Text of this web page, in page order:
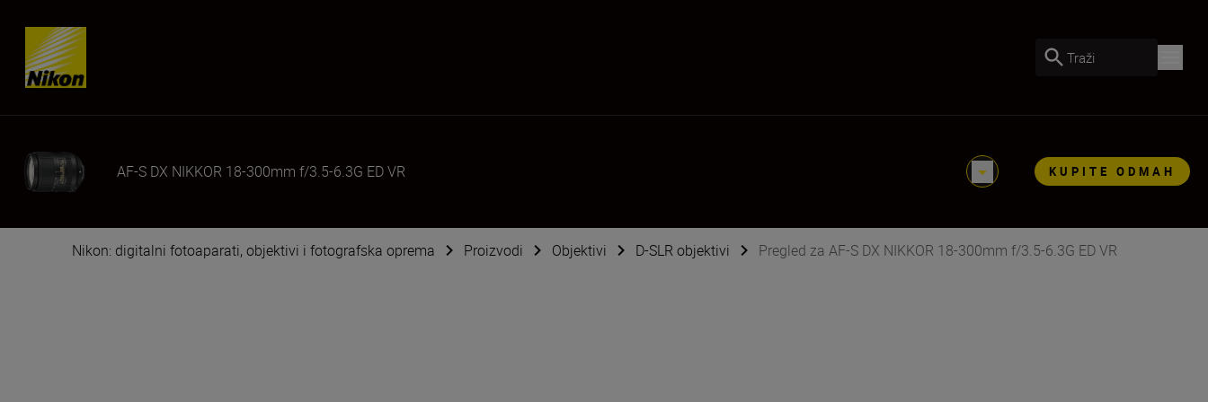
Skip content
Traži
AF-S DX NIKKOR 18-300mm f/3.5-6.3G ED VR KUPITE ODMAH
Nikon: digitalni fotoaparati, objektivi i fotografska oprema Proizvodi Objektivi D-SLR objektivi Pregled za AF-S DX NIKKOR 18-300mm f/3.5-6.3G ED VR